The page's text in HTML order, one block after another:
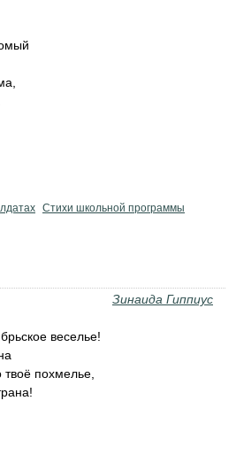
Стихи школьной программы
Зинаида Гиппиус
веселье!
похмелье,